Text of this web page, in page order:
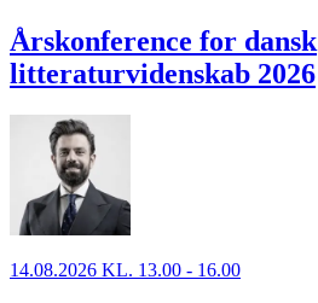
Årskonference for dansk
litteraturvidenskab 2026
14.08.2026 KL. 13.00 - 16.00